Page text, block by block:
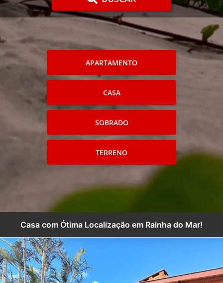
APARTAMENTO
CASA
SOBRADO
TERRENO
Casa com Ótima Localização em Rainha do Mar!